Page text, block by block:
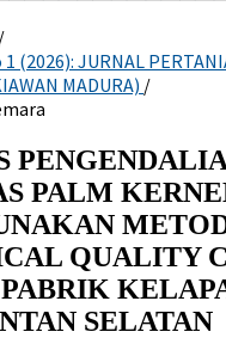
/
(2026): JURNAL
MADURA) /
PALM
QUALITY
SELATAN